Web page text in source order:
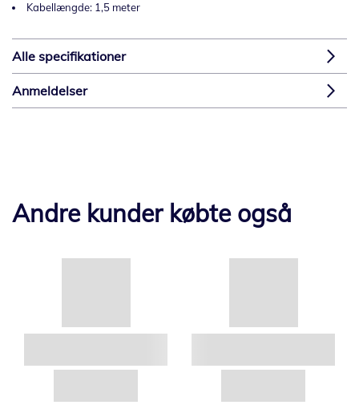
Kabellængde: 1,5 meter
Alle specifikationer
Anmeldelser
Andre kunder købte også